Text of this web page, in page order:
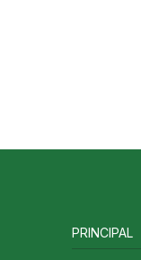
PRINCIPAL